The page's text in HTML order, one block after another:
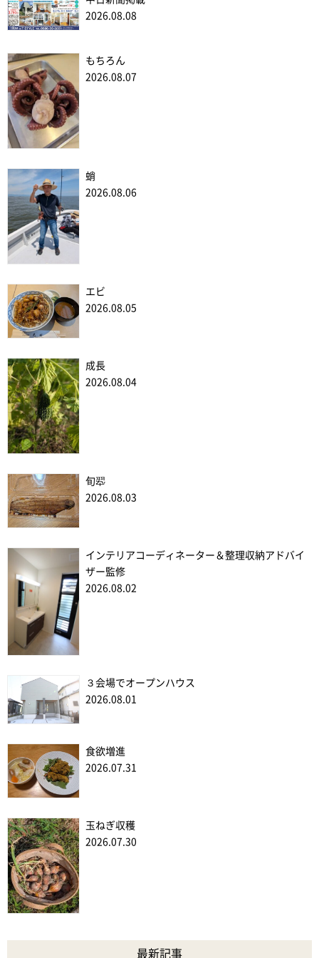
2026.08.08
もちろん
2026.08.07
蛸
2026.08.06
エビ
2026.08.05
成長
2026.08.04
旬翆
2026.08.03
インテリアコーディネーター＆整理収納アドバイ
ザー監修
2026.08.02
３会場でオープンハウス
2026.08.01
食欲増進
2026.07.31
玉ねぎ収穫
2026.07.30
最新記事